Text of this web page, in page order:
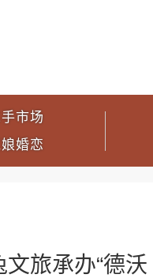
市场
婚恋
旅承办“德沃